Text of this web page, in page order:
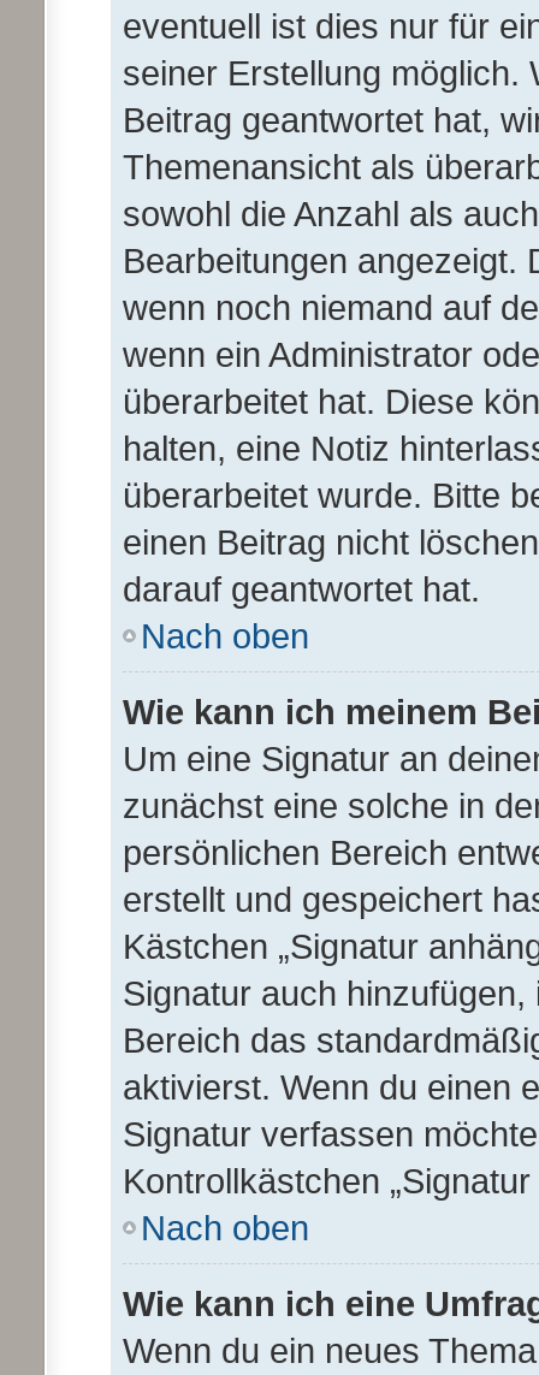
eventuell ist dies nur für
seiner Erstellung möglich.
Beitrag geantwortet hat,
Themenansicht als
sowohl die Anzahl als
Bearbeitungen angezeigt.
wenn noch niemand auf
wenn ein Administrator
überarbeitet hat. Diese
halten, eine Notiz
überarbeitet wurde. Bitte
einen Beitrag nicht
darauf geantwortet hat.
Nach oben
Wie kann ich meinem
Um eine Signatur an
zunächst eine solche in
persönlichen Bereich
erstellt und gespeichert
Kästchen „Signatur
Signatur auch
Bereich das
aktivierst. Wenn du einen
Signatur verfassen
Kontrollkästchen
Nach oben
Wie kann ich eine
Wenn du ein neues